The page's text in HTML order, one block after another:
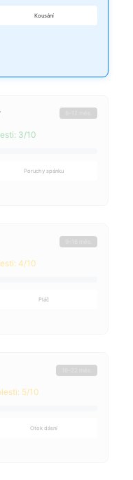
Kousání
3/10
Poruchy spánku
4/10
Pláč
5/10
Otok dásní